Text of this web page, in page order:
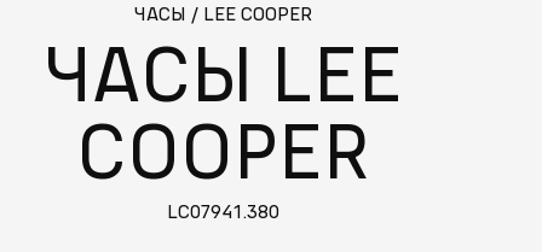
ЧАСЫ / LEE COOPER
ЧАСЫ LEE
COOPER
LC07941.380